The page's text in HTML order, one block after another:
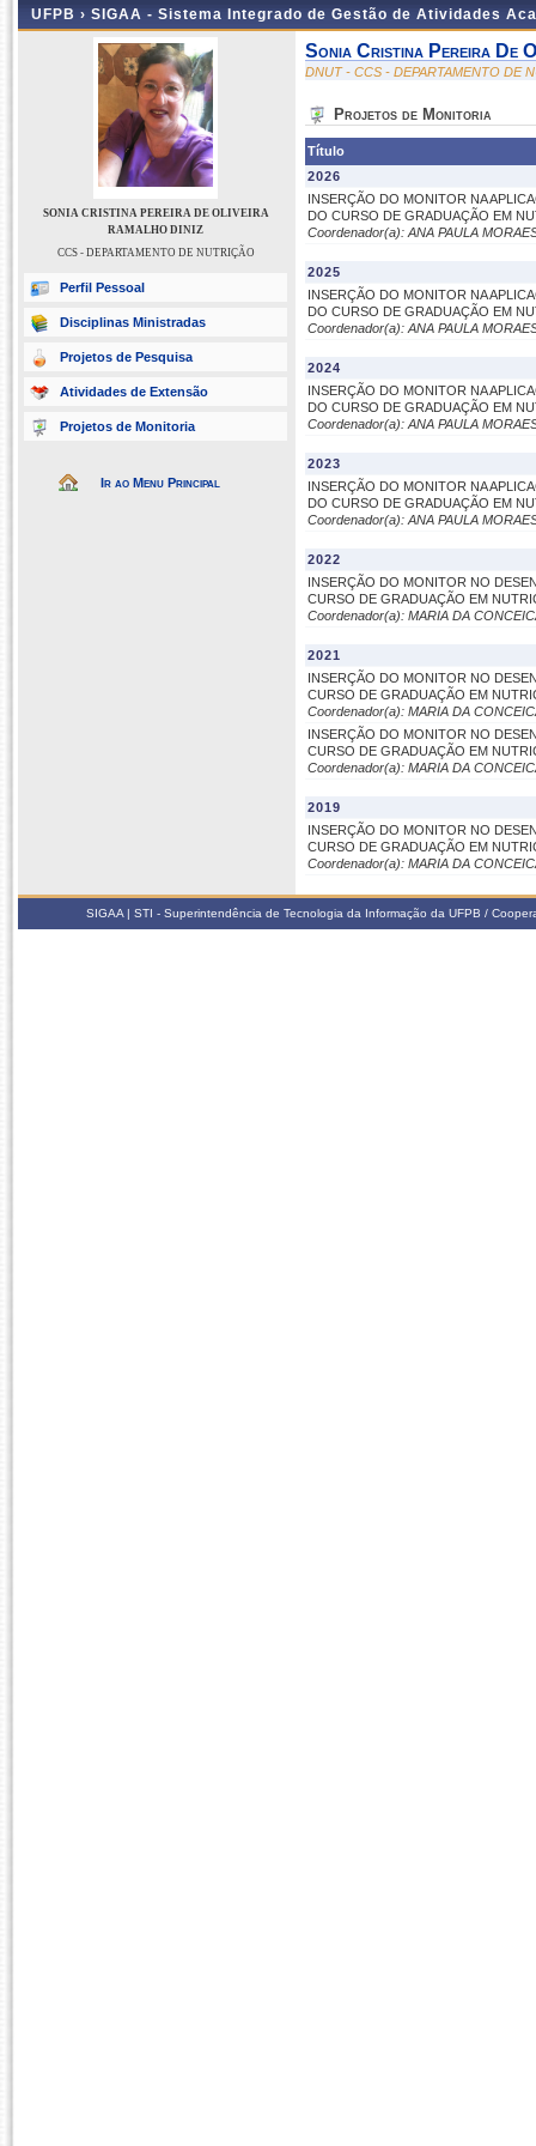
UFPB › SIGAA - Sistema Integrado de Gestão de Atividades
SONIA CRISTINA PEREIRA DE OLIVEIRA
RAMALHO DINIZ
CCS - DEPARTAMENTO DE NUTRIÇÃO
Perfil Pessoal
Disciplinas Ministradas
Projetos de Pesquisa
Atividades de Extensão
Projetos de Monitoria
Ir ao Menu Principal
Sonia Cristina Pereira De
DNUT - CCS - DEPARTAMENTO DE
Projetos de Monitoria
Título
2026
INSERÇÃO DO MONITOR NA
DO CURSO DE GRADUAÇÃO EM
Coordenador(a): ANA PAULA
2025
INSERÇÃO DO MONITOR NA
DO CURSO DE GRADUAÇÃO EM
Coordenador(a): ANA PAULA
2024
INSERÇÃO DO MONITOR NA
DO CURSO DE GRADUAÇÃO EM
Coordenador(a): ANA PAULA
2023
INSERÇÃO DO MONITOR NA
DO CURSO DE GRADUAÇÃO EM
Coordenador(a): ANA PAULA
2022
INSERÇÃO DO MONITOR NO
CURSO DE GRADUAÇÃO EM
Coordenador(a): MARIA DA
2021
INSERÇÃO DO MONITOR NO
CURSO DE GRADUAÇÃO EM
Coordenador(a): MARIA DA
INSERÇÃO DO MONITOR NO
CURSO DE GRADUAÇÃO EM
Coordenador(a): MARIA DA
2019
INSERÇÃO DO MONITOR NO
CURSO DE GRADUAÇÃO EM
Coordenador(a): MARIA DA
SIGAA | STI - Superintendência de Tecnologia da Informação da UFPB /